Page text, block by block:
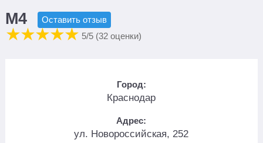
М4
Оставить отзыв
5/5 (32оценки)
Город:
Краснодар
Адрес:
ул. Новороссийская, 252